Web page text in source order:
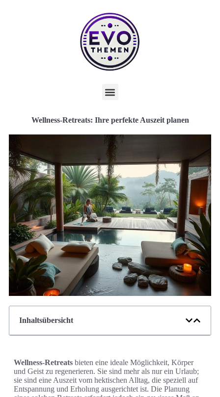
Wellness-Retreats: Ihre perfekte Auszeit planen
Inhaltsübersicht
Wellness-Retreats bieten eine ideale Möglichkeit, Körper
und Geist zu regenerieren. Sie sind mehr als nur ein Urlaub;
sie sind eine Auszeit vom hektischen Alltag, die speziell auf
Entspannung und Erholung ausgerichtet ist. Die Planung